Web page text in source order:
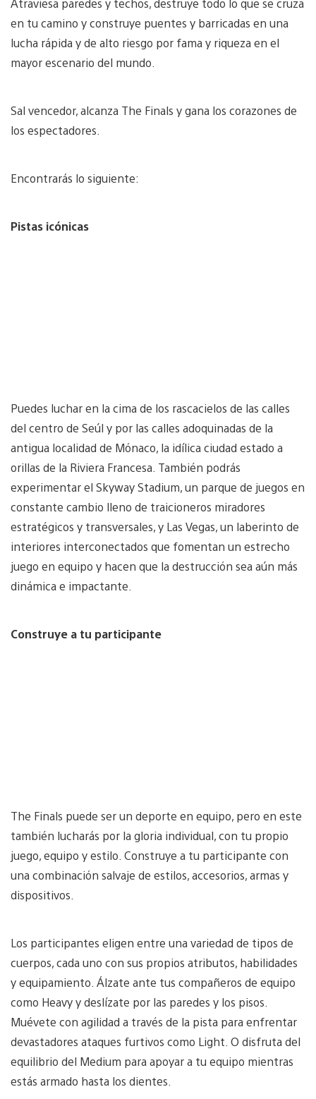
Atraviesa paredes y techos, destruye todo lo que se cruza
en tu camino y construye puentes y barricadas en una
lucha rápida y de alto riesgo por fama y riqueza en el
mayor escenario del mundo.
Sal vencedor, alcanza The Finals y gana los corazones de
los espectadores.
Encontrarás lo siguiente:
Pistas icónicas
Puedes luchar en la cima de los rascacielos de las calles
del centro de Seúl y por las calles adoquinadas de la
antigua localidad de Mónaco, la idílica ciudad estado a
orillas de la Riviera Francesa. También podrás
experimentar el Skyway Stadium, un parque de juegos en
constante cambio lleno de traicioneros miradores
estratégicos y transversales, y Las Vegas, un laberinto de
interiores interconectados que fomentan un estrecho
juego en equipo y hacen que la destrucción sea aún más
dinámica e impactante.
Construye a tu participante
The Finals puede ser un deporte en equipo, pero en este
también lucharás por la gloria individual, con tu propio
juego, equipo y estilo. Construye a tu participante con
una combinación salvaje de estilos, accesorios, armas y
dispositivos.
Los participantes eligen entre una variedad de tipos de
cuerpos, cada uno con sus propios atributos, habilidades
y equipamiento. Álzate ante tus compañeros de equipo
como Heavy y deslízate por las paredes y los pisos.
Muévete con agilidad a través de la pista para enfrentar
devastadores ataques furtivos como Light. O disfruta del
equilibrio del Medium para apoyar a tu equipo mientras
estás armado hasta los dientes.